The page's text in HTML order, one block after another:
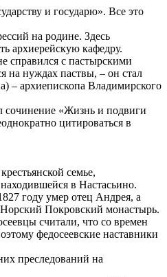
и государю». Все это
на родине. Здесь
архиерейскую кафедру.
справился с пастырскими
на нуждах паствы, – он стал
– архиепископа Владимирского
сочинение «Жизнь и подвиги
цитироваться в
семье,
в Настасьино.
году умер отец Андрея, а
Покровский монастырь.
считали, что со времен
федосеевские наставники
преследований на